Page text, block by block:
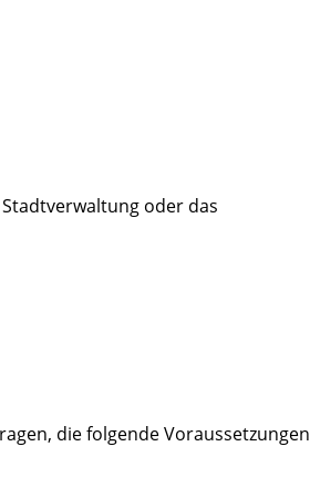
oder das
die folgende Voraussetzungen